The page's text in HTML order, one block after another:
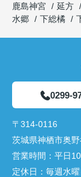
鹿島神宮
延方
水郷
下総橘
0299-
〒314-0116
茨城県神栖市奥
営業時間： 平日
定休日： 毎週水曜